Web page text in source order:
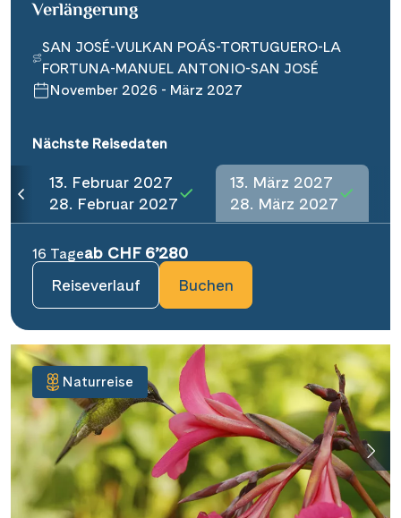
Verlängerung
SAN JOSÉ-VULKAN POÁS-TORTUGUERO-LA
FORTUNA-MANUEL ANTONIO-SAN JOSÉ
November 2026 - März 2027
Nächste Reisedaten
13. Februar 2027
28. Februar 2027
13. März 2027
28. März 2027
16 Tageab CHF 6’280
Reiseverlauf
Buchen
Naturreise